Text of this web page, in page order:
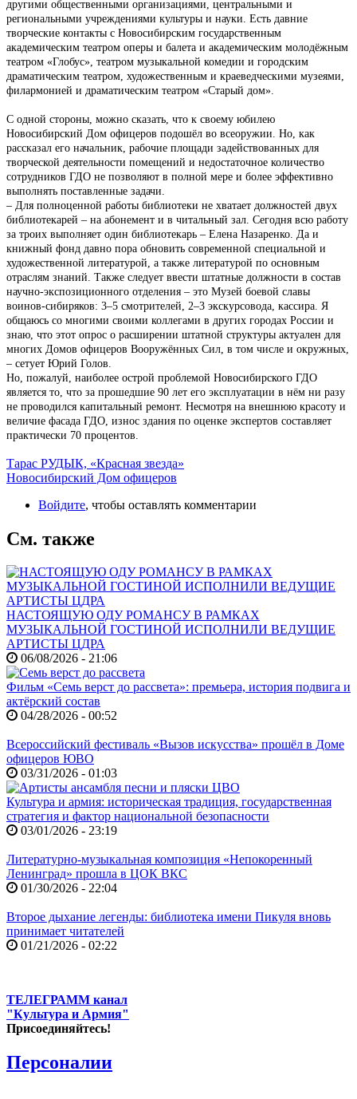
другими общественными организациями, центральными и
региональными учреждениями культуры и науки. Есть давние
творческие контакты с Новосибирским государственным
академическим театром оперы и балета и академическим молодёжным
театром «Глобус», театром музыкальной комедии и городским
драматическим театром, художественным и краеведческими музеями,
филармонией и драматическим театром «Старый дом».
С одной стороны, можно сказать, что к своему юбилею
Новосибирский Дом офицеров подошёл во всеоружии. Но, как
рассказал его начальник, рабочие площади задействованных для
творческой деятельности помещений и недостаточное количество
сотрудников ГДО не позволяют в полной мере и более эффективно
выполнять поставленные задачи.
– Для полноценной работы библиотеки не хватает должностей двух
библиотекарей – на абонемент и в читальный зал. Сегодня всю работу
за троих выполняет один библиотекарь – Елена Назаренко. Да и
книжный фонд давно пора обновить современной специальной и
художественной литературой, а также литературой по основным
отраслям знаний. Также следует ввести штатные должности в состав
научно-экспозиционного отделения – это Музей боевой славы
воинов-сибиряков: 3–5 смотрителей, 2–3 экскурсовода, кассира. Я
общаюсь со многими своими коллегами в других городах России и
знаю, что этот опрос о расширении штатной структуры актуален для
многих Домов офицеров Вооружённых Сил, в том числе и окружных,
– сетует Юрий Голов.
Но, пожалуй, наиболее острой проблемой Новосибирского ГДО
является то, что за прошедшие 90 лет его эксплуатации в нём ни разу
не проводился капитальный ремонт. Несмотря на внешнюю красоту и
величие фасада ГДО, износ здания по оценке экспертов составляет
практически 70 процентов.
Тарас РУДЫК, «Красная звезда»
Новосибирский Дом офицеров
Войдите, чтобы оставлять комментарии
См. также
НАСТОЯЩУЮ ОДУ РОМАНСУ В РАМКАХ
МУЗЫКАЛЬНОЙ ГОСТИНОЙ ИСПОЛНИЛИ ВЕДУЩИЕ
АРТИСТЫ ЦДРА
06/08/2026 - 21:06
Фильм «Семь верст до рассвета»: премьера, история подвига и
актёрский состав
04/28/2026 - 00:52
Всероссийский фестиваль «Вызов искусства» прошёл в Доме
офицеров ЮВО
03/31/2026 - 01:03
Культура и армия: историческая традиция, государственная
стратегия и фактор национальной безопасности
03/01/2026 - 23:19
Литературно-музыкальная композиция «Непокоренный
Ленинград» прошла в ЦОК ВКС
01/30/2026 - 22:04
Второе дыхание легенды: библиотека имени Пикуля вновь
принимает читателей
01/21/2026 - 02:22
ТЕЛЕГРАММ канал
"Культура и Армия"
Присоединяйтесь!
Персоналии